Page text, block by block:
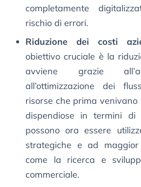
completamente
rischio di errori.
Riduzione dei costi
obiettivo cruciale è la
avviene grazie
all’ottimizzazione dei
risorse che prima
dispendiose in termini
possono ora essere
strategiche e ad
come la ricerca e
commerciale.